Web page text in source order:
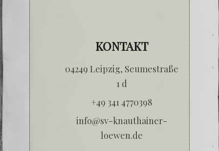
KONTAKT
04249 Leip­zig, Seu­me­stra­ße
1 d
+49 341 4770398
info@sv-knauthainer-
loewen.de